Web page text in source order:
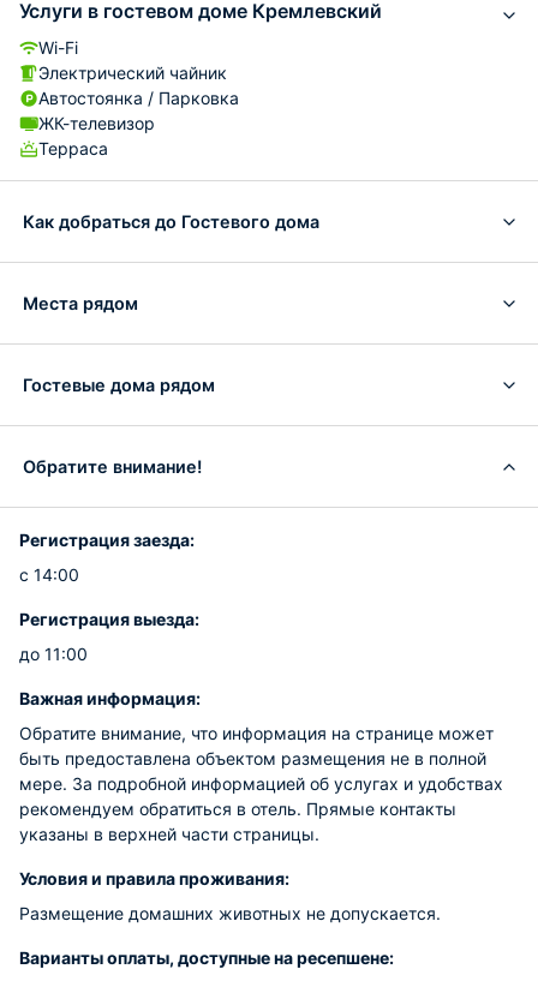
Услуги в гостевом доме Кремлевский
Wi-Fi
Электрический чайник
Автостоянка / Парковка
ЖК-телевизор
Терраса
Как добраться до Гостевого дома
Места рядом
Гостевые дома рядом
Обратите внимание!
Регистрация заезда:
с 14:00
Регистрация выезда:
до 11:00
Важная информация:
Обратите внимание, что информация на странице может
быть предоставлена объектом размещения не в полной
мере. За подробной информацией об услугах и удобствах
рекомендуем обратиться в отель. Прямые контакты
указаны в верхней части страницы.
Условия и правила проживания:
Размещение домашних животных не допускается.
Варианты оплаты, доступные на ресепшене: